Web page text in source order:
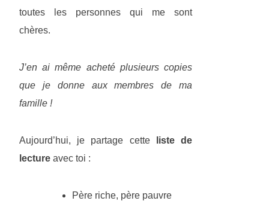
toutes les personnes qui me sont
chères.
J’en ai même acheté plusieurs copies
que je donne aux membres de ma
famille !
Aujourd’hui, je partage cette
liste de
lecture avec toi :
Père riche, père pauvre